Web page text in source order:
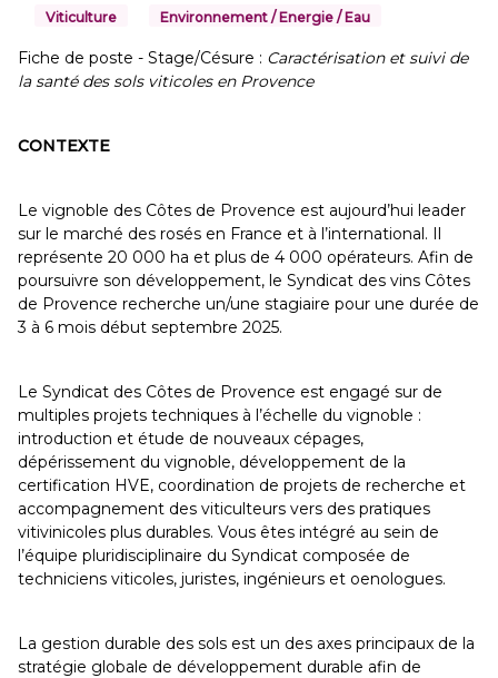
Viticulture Environnement / Energie / Eau
Fiche de poste - Stage/Césure : Caractérisation et suivi de
la santé des sols viticoles en Provence
CONTEXTE
Le vignoble des Côtes de Provence est aujourd’hui leader
sur le marché des rosés en France et à l’international. Il
représente 20 000 ha et plus de 4 000 opérateurs. Afin de
poursuivre son développement, le Syndicat des vins Côtes
de Provence recherche un/une stagiaire pour une durée de
3 à 6 mois début septembre 2025.
Le Syndicat des Côtes de Provence est engagé sur de
multiples projets techniques à l’échelle du vignoble :
introduction et étude de nouveaux cépages,
dépérissement du vignoble, développement de la
certification HVE, coordination de projets de recherche et
accompagnement des viticulteurs vers des pratiques
vitivinicoles plus durables. Vous êtes intégré au sein de
l’équipe pluridisciplinaire du Syndicat composée de
techniciens viticoles, juristes, ingénieurs et oenologues.
La gestion durable des sols est un des axes principaux de la
stratégie globale de développement durable afin de